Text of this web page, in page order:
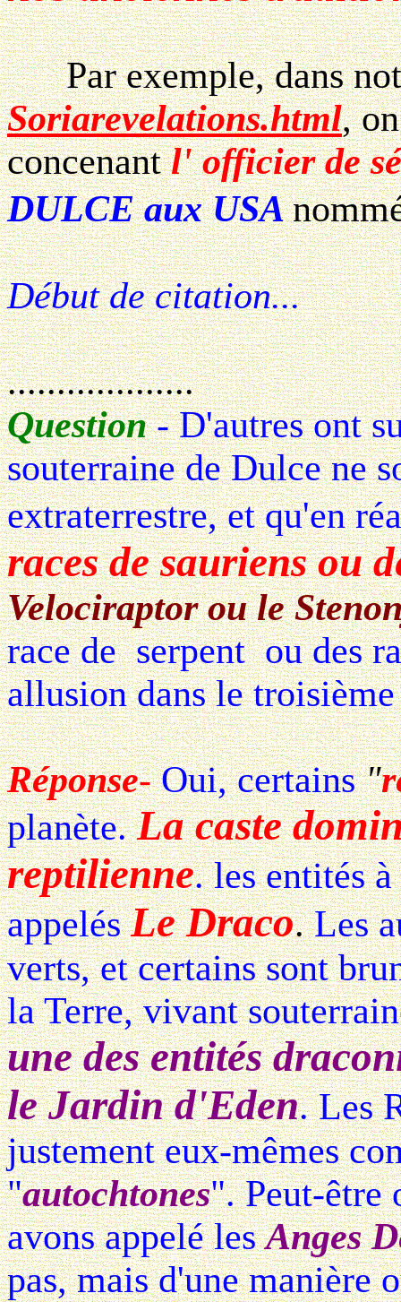
Par exemple, dans
Soriarevelations.html,
concenantl' officier de
DULCE aux USA
Début de citation...
...................
Question- D'autres ont
souterraine de Dulce ne
extraterrestre, et qu'en
races de sauriens ou
Velociraptor ou le
race de serpent ou des
allusion dans le
Réponse-Oui, certains "
planète.La caste
reptilienne. les entités
appelés Le Draco.Les
verts, et certains sont
la Terre, vivant
une des entités
le Jardin d'Eden. Les
justement eux-mêmes
"autochtones". Peut-être
avons appelé lesAnges
pas, mais d'une manière